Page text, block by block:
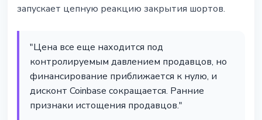
запускает цепную реакцию закрытия шортов.
"Цена все еще находится под
контролируемым давлением продавцов, но
финансирование приближается к нулю, и
дисконт Coinbase сокращается. Ранние
признаки истощения продавцов."